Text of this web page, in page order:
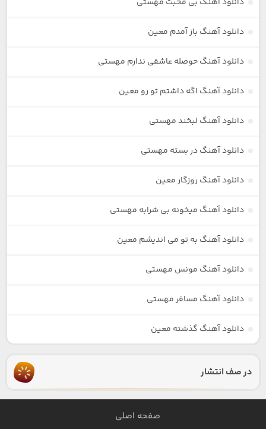
دانلود آهنگ باز آمدم معین
دانلود آهنگ حوصله عاشقی ندارم مهستی
دانلود آهنگ اگه داشتم تو رو معین
دانلود آهنگ لبخند مهستی
دانلود آهنگ در بسته مهستی
دانلود آهنگ روزگار معین
دانلود آهنگ میخونه بی شرابه مهستی
دانلود آهنگ به تو می اندیشم معین
دانلود آهنگ مونس مهستی
دانلود آهنگ مسافر مهستی
دانلود آهنگ گذشته معین
در صف انتشار
صفحه اصلی